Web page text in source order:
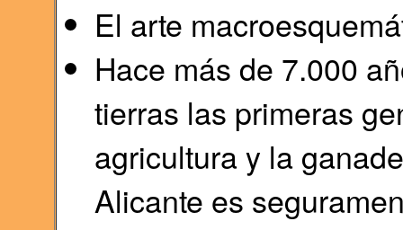
El arte
Hace más de 7.000
tierras las primeras
agricultura y la
Alicante es